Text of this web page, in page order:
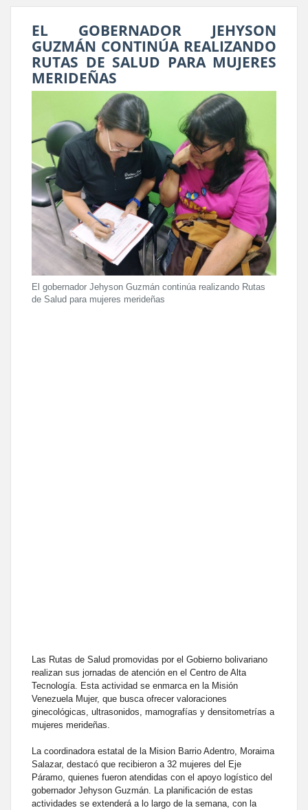
EL GOBERNADOR JEHYSON
GUZMÁN CONTINÚA REALIZANDO
RUTAS DE SALUD PARA MUJERES
MERIDEÑAS
El gobernador Jehyson Guzmán continúa realizando Rutas
de Salud para mujeres merideñas
Las Rutas de Salud promovidas por el Gobierno bolivariano
realizan sus jornadas de atención en el Centro de Alta
Tecnología. Esta actividad se enmarca en la Misión
Venezuela Mujer, que busca ofrecer valoraciones
ginecológicas, ultrasonidos, mamografías y densitometrías a
mujeres merideñas.
La coordinadora estatal de la Mision Barrio Adentro, Moraima
Salazar, destacó que recibieron a 32 mujeres del Eje
Páramo, quienes fueron atendidas con el apoyo logístico del
gobernador Jehyson Guzmán. La planificación de estas
actividades se extenderá a lo largo de la semana, con la